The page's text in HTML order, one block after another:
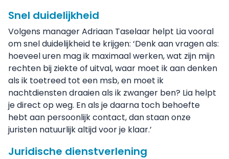
Snel duidelijkheid
Volgens manager Adriaan Taselaar helpt Lia vooral
om snel duidelijkheid te krijgen: ‘Denk aan vragen als:
hoeveel uren mag ik maximaal werken, wat zijn mijn
rechten bij ziekte of uitval, waar moet ik aan denken
als ik toetreed tot een msb, en moet ik
nachtdiensten draaien als ik zwanger ben? Lia helpt
je direct op weg. En als je daarna toch behoefte
hebt aan persoonlijk contact, dan staan onze
juristen natuurlijk altijd voor je klaar.’
Juridische dienstverlening